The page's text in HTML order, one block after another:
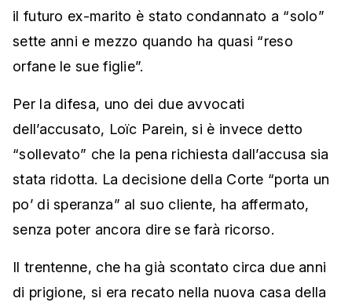
il futuro ex-marito è stato condannato a “solo”
sette anni e mezzo quando ha quasi “reso
orfane le sue figlie”.
Per la difesa, uno dei due avvocati
dell’accusato, Loïc Parein, si è invece detto
“sollevato” che la pena richiesta dall’accusa sia
stata ridotta. La decisione della Corte “porta un
po’ di speranza” al suo cliente, ha affermato,
senza poter ancora dire se farà ricorso.
Il trentenne, che ha già scontato circa due anni
di prigione, si era recato nella nuova casa della